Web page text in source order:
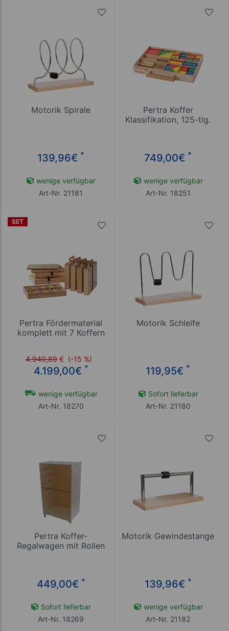
Motorik Spirale
139,96€ *
wenige verfügbar
Art-Nr. 21181
Pertra Koffer
Klassifikation, 125-tlg.
749,00€ *
wenige verfügbar
Art-Nr. 18251
SET
Pertra Fördermaterial
komplett mit 7 Koffern
4.940,89 € (-15 %)
4.199,00€ *
wenige verfügbar
Art-Nr. 18270
Motorik Schleife
119,95€ *
Sofort lieferbar
Art-Nr. 21180
Pertra Koffer-
Regalwagen mit Rollen
449,00€ *
Sofort lieferbar
Art-Nr. 18269
Motorik Gewindestange
139,96€ *
wenige verfügbar
Art-Nr. 21182